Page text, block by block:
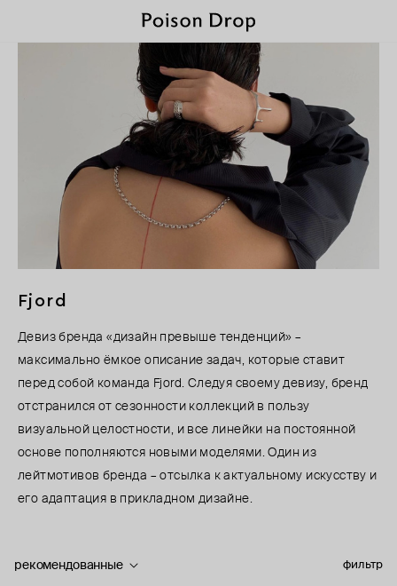
Fjord
Девиз бренда «дизайн превыше тенденций» –
максимально ёмкое описание задач, которые ставит
перед собой команда Fjord. Следуя своему девизу, бренд
отстранился от сезонности коллекций в пользу
визуальной целостности, и все линейки на постоянной
основе пополняются новыми моделями. Один из
лейтмотивов бренда – отсылка к актуальному искусству и
его адаптация в прикладном дизайне.
фильтр
рекомендованные